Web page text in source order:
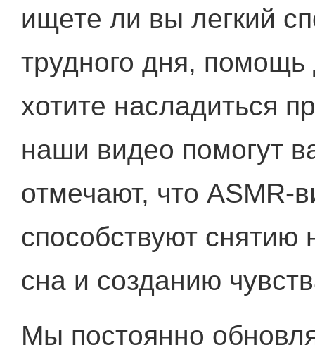
ищете ли вы легкий
трудного дня,
хотите насладиться
наши видео помогут
отмечают, что ASMR-
способствуют
сна и созданию
Мы постоянно